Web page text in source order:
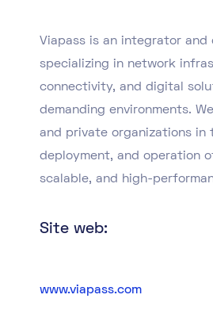
Viapass is an integrator and
specializing in network
connectivity, and digital
demanding environments.
and private organizations in
deployment, and operation
scalable, and high-
Site web:
www.viapass.com